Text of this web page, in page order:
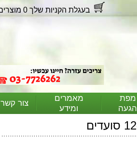
בעגלת הקניות שלך 0 מוצרים
מפת
הגעה
מאמרים
ומידע
צור קשר